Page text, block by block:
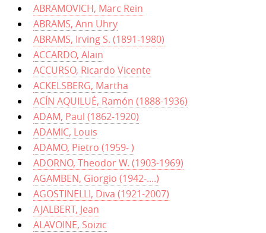
ABRAMOVICH, Marc Rein
ABRAMS, Ann Uhry
ABRAMS, Irving S. (1891-1980)
ACCARDO, Alain
ACCURSO, Ricardo Vicente
ACKELSBERG, Martha
ACÍN AQUILUÉ, Ramón (1888-1936)
ADAM, Paul (1862-1920)
ADAMIC, Louis
ADAMO, Pietro (1959- )
ADORNO, Theodor W. (1903-1969)
AGAMBEN, Giorgio (1942-....)
AGOSTINELLI, Diva (1921-2007)
AJALBERT, Jean
ALAVOINE, Soizic